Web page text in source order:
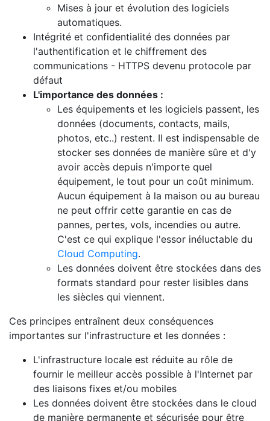
Mises à jour et évolution des logiciels
automatiques.
Intégrité et confidentialité des données par
l'authentification et le chiffrement des
communications - HTTPS devenu protocole par
défaut
L'importance des données :
Les équipements et les logiciels passent, les
données (documents, contacts, mails,
photos, etc..) restent. Il est indispensable de
stocker ses données de manière sûre et d'y
avoir accès depuis n'importe quel
équipement, le tout pour un coût minimum.
Aucun équipement à la maison ou au bureau
ne peut offrir cette garantie en cas de
pannes, pertes, vols, incendies ou autre.
C'est ce qui explique l'essor inéluctable du
Cloud Computing.
Les données doivent être stockées dans des
formats standard pour rester lisibles dans
les siècles qui viennent.
Ces principes entraînent deux conséquences
importantes sur l'infrastructure et les données :
L'infrastructure locale est réduite au rôle de
fournir le meilleur accès possible à l'Internet par
des liaisons fixes et/ou mobiles
Les données doivent être stockées dans le cloud
de manière permanente et sécurisée pour être